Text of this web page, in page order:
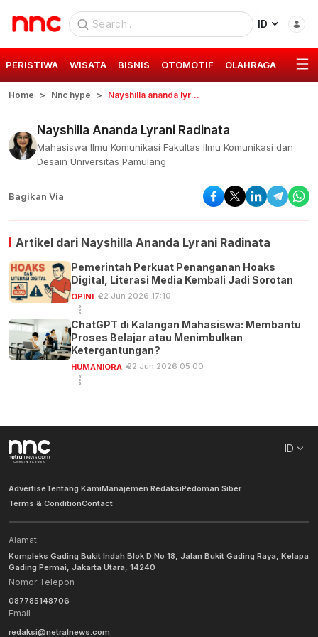
ID
PERISTIWA WISATA BISNIS OTOMOTIF OLAHRAGA GAYA
Home Nnc hype Nayshilla ananda lyrani radinata
Nayshilla Ananda Lyrani Radinata
Mahasiswa Ilmu Komunikasi Fakultas Ilmu Komunikasi dan
Desain Universitas Pamulang
Bagikan Via
Artikel dari Nayshilla Ananda Lyrani Radinata
Pemerintah Perkuat Penanganan Hoaks
Digital, Literasi Media Kembali Jadi Sorotan
OPINI 22 Jun 2026 17:10
ChatGPT di Kalangan Mahasiswa: Membantu
Proses Belajar atau Menimbulkan
Ketergantungan?
HUMANIORA 22 Jun 2026 05:00
ID
AdvertiseTentang KamiManajemen RedaksiPedoman Siber
Terms & ConditionContact
Alamat
Kompleks Gading Bukit Indah Blok D No 18, Jalan Bukit Gading Raya, Kelapa
Gading Permai, Jakarta Utara, 14240
Nomor Telepon
087785148706
Email
redaksi@netralnews.com